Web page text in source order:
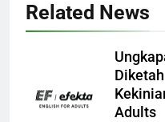
Related News
Adults